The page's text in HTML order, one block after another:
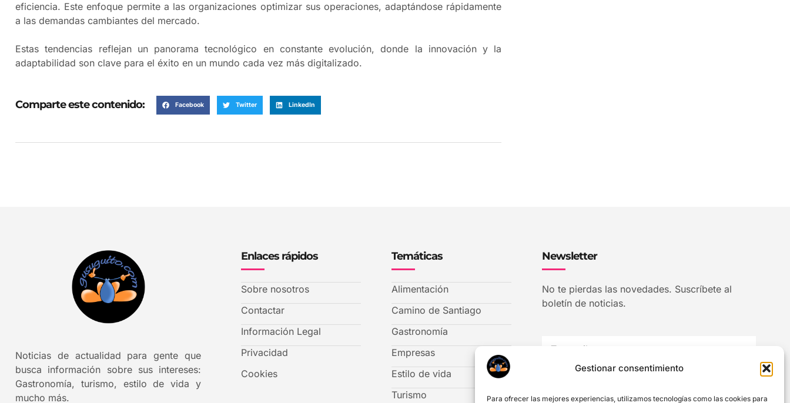
Gestionar consentimiento
Para ofrecer las mejores experiencias, utilizamos tecnologías como las cookies para
eficiencia. Este enfoque permite a las organizaciones optimizar sus operaciones, adaptándose rápidamente
a las demandas cambiantes del mercado. ​
Estas tendencias reflejan un panorama tecnológico en constante evolución, donde la innovación y la
adaptabilidad son clave para el éxito en un mundo cada vez más digitalizado.
Comparte este contenido: Facebook Twitter LinkedIn
Noticias de actualidad para gente que
busca información sobre sus intereses:
Gastronomía, turismo, estilo de vida y
mucho más.
Enlaces rápidos
Sobre nosotros
Contactar
Información Legal
Privacidad
Cookies
Temáticas
Alimentación
Camino de Santiago
Gastronomía
Empresas
Estilo de vida
Turismo
Newsletter
No te pierdas las novedades. Suscríbete al
boletín de noticias.
Acepto Información legal y privacidad
Acepto comunicaciones y newsletter